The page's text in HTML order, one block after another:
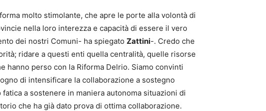
molto stimolante, che apre le porte alla volontà di
nella loro interezza e capacità di essere il vero
dei nostri Comuni- ha spiegato Zattini-. Credo che
ridare a questi enti quella centralità, quelle risorse
hanno perso con la Riforma Delrio. Siamo convinti
di intensificare la collaborazione a sostegno
a sostenere in maniera autonoma situazioni di
che ha già dato prova di ottima collaborazione.